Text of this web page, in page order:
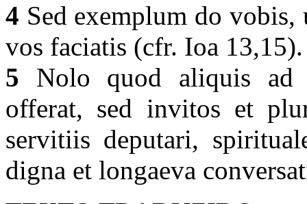
4 Sed exemplum do
vos faciatis (cfr. Ioa
5 Nolo quod aliquis ad
offerat, sed invitos et
servitiis deputari,
digna et longaeva